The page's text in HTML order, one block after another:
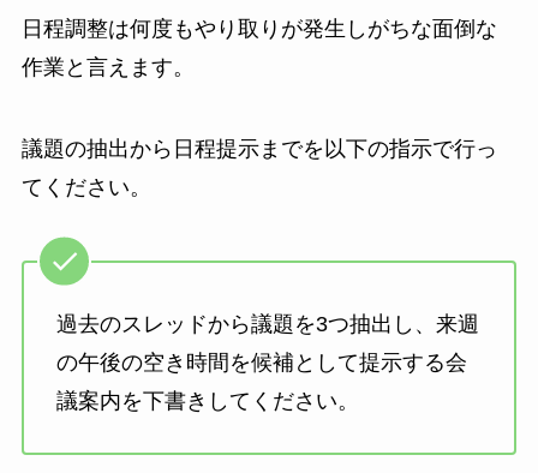
日程調整は何度もやり取りが発生しがちな面倒な
作業と言えます。
議題の抽出から日程提示までを以下の指示で行っ
てください。
過去のスレッドから議題を3つ抽出し、来週
の午後の空き時間を候補として提示する会
議案内を下書きしてください。